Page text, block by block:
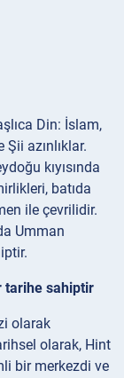
Din: İslam,
Şii azınlıklar.
kıyısında
batıda
ile çevrilidir.
Umman
tarihe sahiptir
olarak
olarak, Hint
bir merkezdi ve